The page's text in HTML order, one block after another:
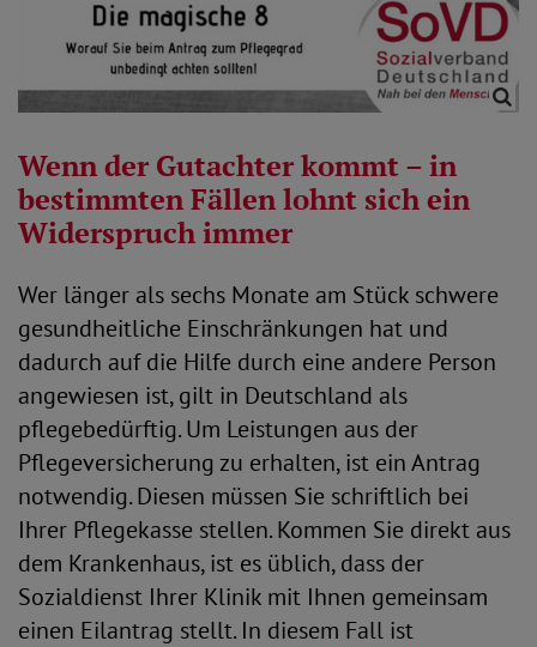
Wenn der Gutachter kommt – in
bestimmten Fällen lohnt sich ein
Widerspruch immer
Wer länger als sechs Monate am Stück schwere
gesundheitliche Einschränkungen hat und
dadurch auf die Hilfe durch eine andere Person
angewiesen ist, gilt in Deutschland als
pflegebedürftig. Um Leistungen aus der
Pflegeversicherung zu erhalten, ist ein Antrag
notwendig. Diesen müssen Sie schriftlich bei
Ihrer Pflegekasse stellen. Kommen Sie direkt aus
dem Krankenhaus, ist es üblich, dass der
Sozialdienst Ihrer Klinik mit Ihnen gemeinsam
einen Eilantrag stellt. In diesem Fall ist